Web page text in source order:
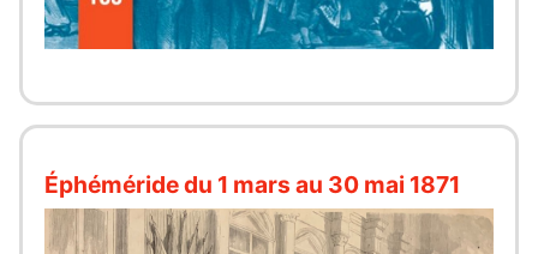
Éphéméride du 1 mars au 30 mai 1871